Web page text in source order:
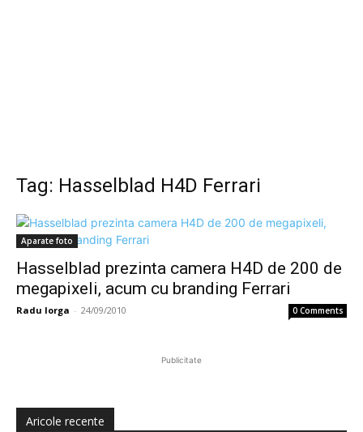
Tag: Hasselblad H4D Ferrari
Aparate foto
Hasselblad prezinta camera H4D de 200 de
megapixeli, acum cu branding Ferrari
Radu Iorga - 24/09/2010 0 Comments
Publicitate
Aricole recente